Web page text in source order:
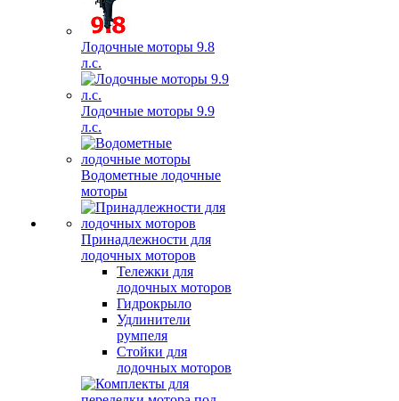
Лодочные моторы 9.8
л.с.
Лодочные моторы 9.9
л.с.
Водометные лодочные
моторы
Принадлежности для
лодочных моторов
Тележки для
лодочных моторов
Гидрокрыло
Удлинители
румпеля
Стойки для
лодочных моторов